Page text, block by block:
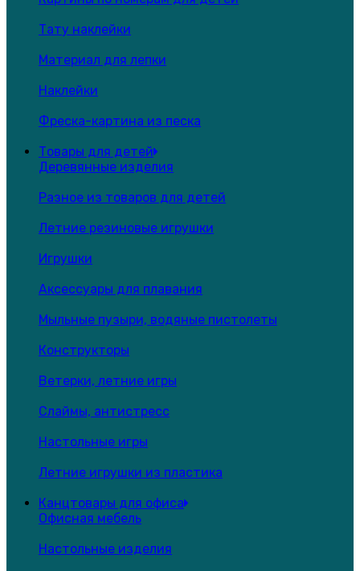
Тату наклейки
Материал для лепки
Наклейки
Фреска-картина из песка
Товары для детей
Деревянные изделия
Разное из товаров для детей
Летние резиновые игрушки
Игрушки
Аксессуары для плавания
Мыльные пузыри, водяные пистолеты
Конструкторы
Ветерки, летние игры
Слаймы, антистресс
Настольные игры
Летние игрушки из пластика
Канцтовары для офиса
Офисная мебель
Настольные изделия